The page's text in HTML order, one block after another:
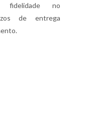
no
de entrega